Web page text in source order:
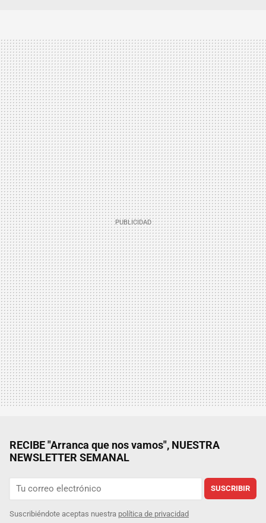
RECIBE "Arranca que nos vamos", NUESTRA
NEWSLETTER SEMANAL
SUSCRIBIR
Suscribiéndote aceptas nuestra política de privacidad